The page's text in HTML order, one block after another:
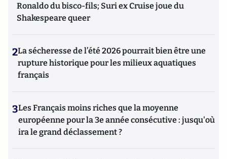
Ronaldo du bisco-fils; Suri ex Cruise joue du
Shakespeare queer
2La sécheresse de l’été 2026 pourrait bien être une
rupture historique pour les milieux aquatiques
français
3Les Français moins riches que la moyenne
européenne pour la 3e année consécutive : jusqu'où
ira le grand déclassement ?